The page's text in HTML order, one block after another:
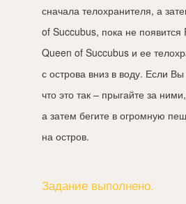
сначала телохранителя, а
of Succubus, пока не появится
Queen of Succubus и ее
с острова вниз в воду. Если
что это так – прыгайте за
а затем бегите в огромную
на остров.
Задание выполнено.